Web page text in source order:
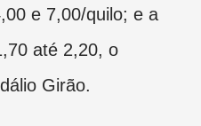
e 7,00/quilo; e a
até 2,20, o
Girão.